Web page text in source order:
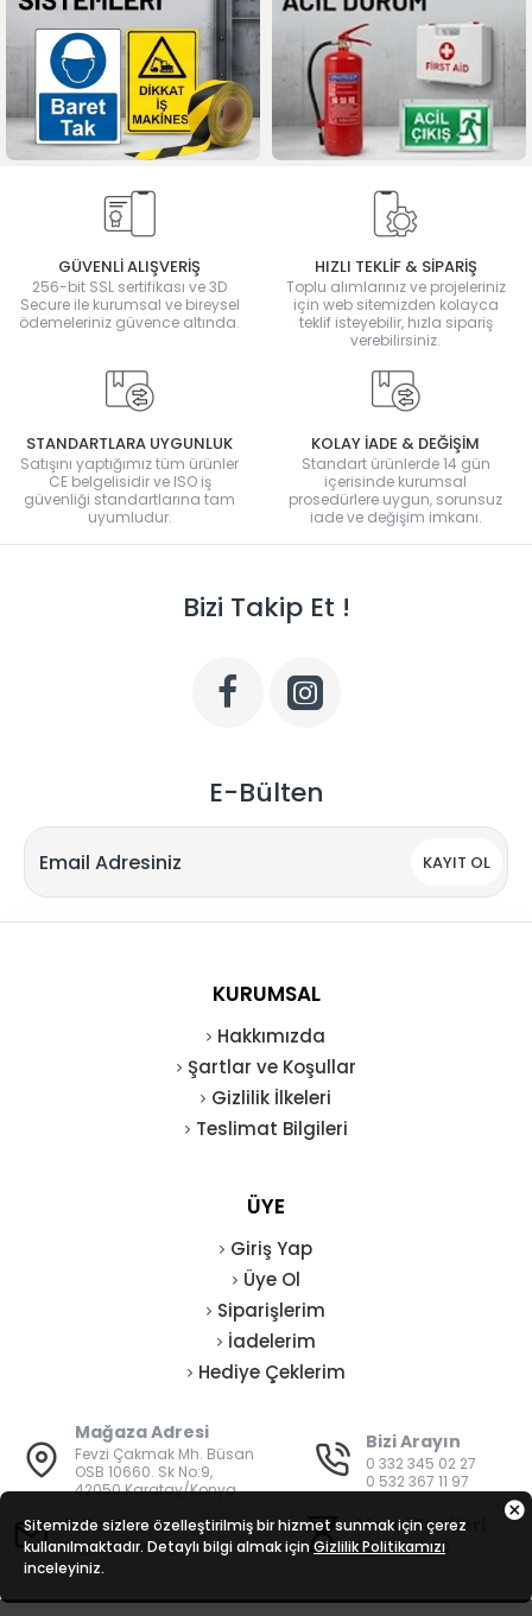
GÜVENLİ ALIŞVERİŞ
256-bit SSL sertifikası ve 3D
Secure ile kurumsal ve bireysel
ödemeleriniz güvence altında.
HIZLI TEKLİF & SİPARİŞ
Toplu alımlarınız ve projeleriniz
için web sitemizden kolayca
teklif isteyebilir, hızla sipariş
verebilirsiniz.
STANDARTLARA UYGUNLUK
Satışını yaptığımız tüm ürünler
CE belgelisidir ve ISO iş
güvenliği standartlarına tam
uyumludur.
KOLAY İADE & DEĞİŞİM
Standart ürünlerde 14 gün
içerisinde kurumsal
prosedürlere uygun, sorunsuz
iade ve değişim imkanı.
Bizi Takip Et !
E-Bülten
KAYIT OL
KURUMSAL
Hakkımızda
Şartlar ve Koşullar
Gizlilik İlkeleri
Teslimat Bilgileri
ÜYE
Giriş Yap
Üye Ol
Siparişlerim
İadelerim
Hediye Çeklerim
Mağaza Adresi
Fevzi Çakmak Mh. Büsan
OSB 10660. Sk No:9,
42050 Karatay/Konya
Bizi Arayın
0 332 345 02 27
0 532 367 11 97
E-Posta
bilgi@vatanisguvenligi.com
Mesai Saatleri
08:00 - 19:00
Sitemizde sizlere özelleştirilmiş bir hizmet sunmak için çerez
kullanılmaktadır. Detaylı bilgi almak için Gizlilik Politikamızı
inceleyiniz.